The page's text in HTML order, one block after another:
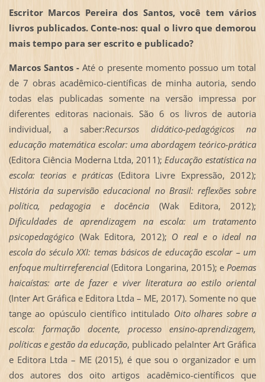
Escritor Marcos Pereira dos Santos, você tem vários
livros publicados. Conte-nos: qual o livro que demorou
mais tempo para ser escrito e publicado?
Marcos Santos -Até o presente momento possuo um total
de 7 obras acadêmico-científicas de minha autoria, sendo
todas elas publicadas somente na versão impressa por
diferentes editoras nacionais. São 6 os livros de autoria
individual, a saber:Recursos didático-pedagógicos na
educação matemática escolar: uma abordagem teórico-prática
(Editora Ciência Moderna Ltda, 2011);Educação estatística na
escola: teorias e práticas(Editora Livre Expressão, 2012);
História da supervisão educacional no Brasil: reflexões sobre
política, pedagogia e docência (Wak Editora, 2012);
Dificuldades de aprendizagem na escola: um tratamento
psicopedagógico(Wak Editora, 2012); O real e o ideal na
escola do século XXI: temas básicos de educação escolar – um
enfoque multirreferencial(Editora Longarina, 2015); ePoemas
haicaístas: arte de fazer e viver literatura ao estilo oriental
(Inter Art Gráfica e Editora Ltda – ME, 2017). Somente no que
tange ao opúsculo científico intitulado Oito olhares sobre a
escola: formação docente, processo ensino-aprendizagem,
políticas e gestão da educação, publicado pelaInter Art Gráfica
e Editora Ltda – ME (2015), é que sou o organizador e um
dos autores dos oito artigos acadêmico-científicos que